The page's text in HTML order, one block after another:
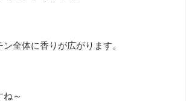
全体に香りが広がります。
ね～